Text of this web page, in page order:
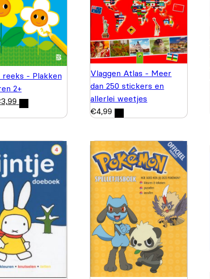
reeks - Plakken
2+
3,99
Vlaggen Atlas - Meer
dan 250 stickers en
allerlei weetjes
€4,99